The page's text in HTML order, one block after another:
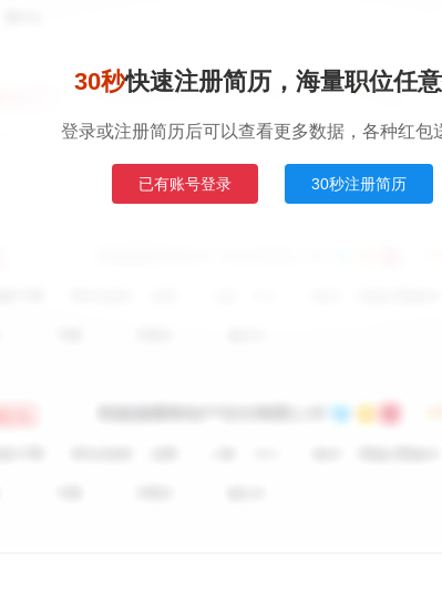
30秒快速注册简历，海量职位任意
登录或注册简历后可以查看更多数据，各种红包
已有账号登录 30秒注册简历